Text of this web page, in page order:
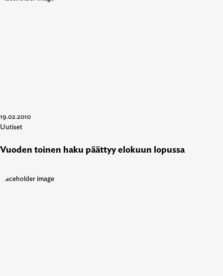
19.02.2010
Uutiset
Vuoden toinen haku päättyy elokuun lopussa